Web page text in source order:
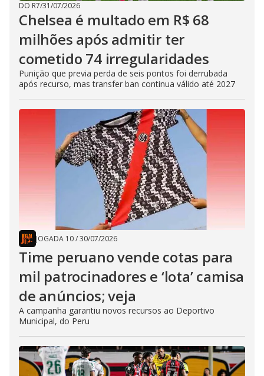
DO R7/31/07/2026
Chelsea é multado em R$ 68
milhões após admitir ter
cometido 74 irregularidades
Punição que previa perda de seis pontos foi derrubada
após recurso, mas transfer ban continua válido até 2027
JOGADA 10/30/07/2026
Time peruano vende cotas para
mil patrocinadores e ‘lota’ camisa
de anúncios; veja
A campanha garantiu novos recursos ao Deportivo
Municipal, do Peru